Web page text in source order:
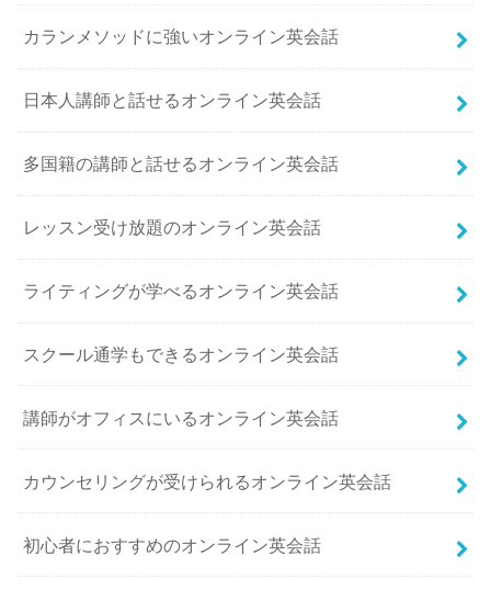
カランメソッドに強いオンライン英会話
日本人講師と話せるオンライン英会話
多国籍の講師と話せるオンライン英会話
レッスン受け放題のオンライン英会話
ライティングが学べるオンライン英会話
スクール通学もできるオンライン英会話
講師がオフィスにいるオンライン英会話
カウンセリングが受けられるオンライン英会話
初心者におすすめのオンライン英会話